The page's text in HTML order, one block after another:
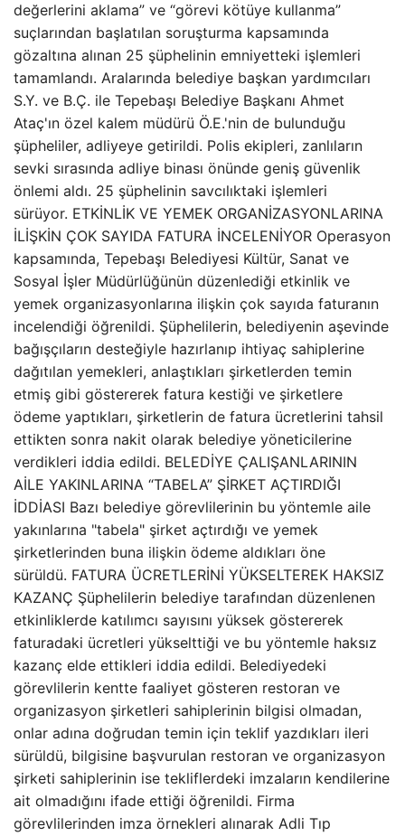
değerlerini aklama” ve “görevi kötüye kullanma”
suçlarından başlatılan soruşturma kapsamında
gözaltına alınan 25 şüphelinin emniyetteki işlemleri
tamamlandı. Aralarında belediye başkan yardımcıları
S.Y. ve B.Ç. ile Tepebaşı Belediye Başkanı Ahmet
Ataç'ın özel kalem müdürü Ö.E.'nin de bulunduğu
şüpheliler, adliyeye getirildi. Polis ekipleri, zanlıların
sevki sırasında adliye binası önünde geniş güvenlik
önlemi aldı. 25 şüphelinin savcılıktaki işlemleri
sürüyor. ETKİNLİK VE YEMEK ORGANİZASYONLARINA
İLİŞKİN ÇOK SAYIDA FATURA İNCELENİYOR Operasyon
kapsamında, Tepebaşı Belediyesi Kültür, Sanat ve
Sosyal İşler Müdürlüğünün düzenlediği etkinlik ve
yemek organizasyonlarına ilişkin çok sayıda faturanın
incelendiği öğrenildi. Şüphelilerin, belediyenin aşevinde
bağışçıların desteğiyle hazırlanıp ihtiyaç sahiplerine
dağıtılan yemekleri, anlaştıkları şirketlerden temin
etmiş gibi göstererek fatura kestiği ve şirketlere
ödeme yaptıkları, şirketlerin de fatura ücretlerini tahsil
ettikten sonra nakit olarak belediye yöneticilerine
verdikleri iddia edildi. BELEDİYE ÇALIŞANLARININ
AİLE YAKINLARINA “TABELA” ŞİRKET AÇTIRDIĞI
İDDİASI Bazı belediye görevlilerinin bu yöntemle aile
yakınlarına "tabela" şirket açtırdığı ve yemek
şirketlerinden buna ilişkin ödeme aldıkları öne
sürüldü. FATURA ÜCRETLERİNİ YÜKSELTEREK HAKSIZ
KAZANÇ Şüphelilerin belediye tarafından düzenlenen
etkinliklerde katılımcı sayısını yüksek göstererek
faturadaki ücretleri yükselttiği ve bu yöntemle haksız
kazanç elde ettikleri iddia edildi. Belediyedeki
görevlilerin kentte faaliyet gösteren restoran ve
organizasyon şirketleri sahiplerinin bilgisi olmadan,
onlar adına doğrudan temin için teklif yazdıkları ileri
sürüldü, bilgisine başvurulan restoran ve organizasyon
şirketi sahiplerinin ise tekliflerdeki imzaların kendilerine
ait olmadığını ifade ettiği öğrenildi. Firma
görevlilerinden imza örnekleri alınarak Adli Tıp